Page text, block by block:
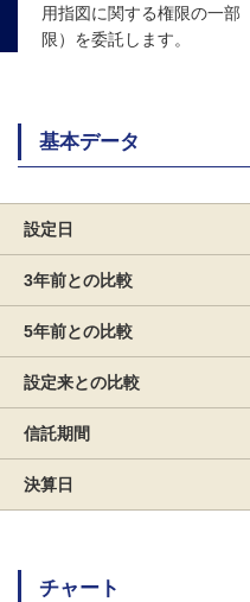
用指図に関する権限の一部
限）を委託します。
基本データ
設定日
3年前との比較
5年前との比較
設定来との比較
信託期間
決算日
チャート